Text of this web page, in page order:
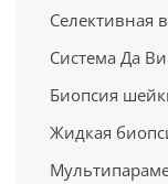
Селективная
Система Да
Биопсия
Жидкая